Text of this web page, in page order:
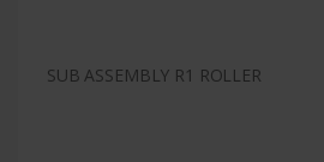
SUB ASSEMBLY R1 ROLLER